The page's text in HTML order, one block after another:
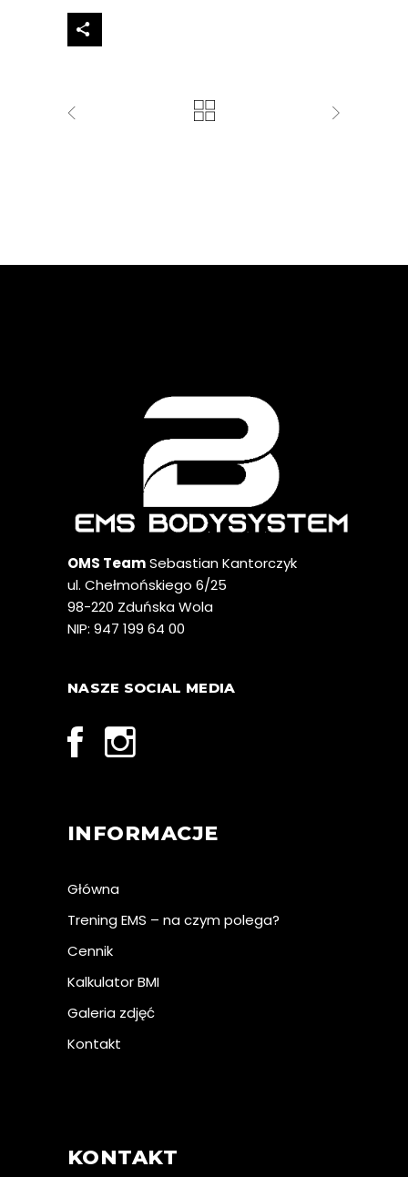
OMS TeamSebastian Kantorczyk
ul. Chełmońskiego 6/25
98-220 Zduńska Wola
NIP: 947 199 64 00
NASZE SOCIAL MEDIA
INFORMACJE
Główna
Trening EMS – na czym polega?
Cennik
Kalkulator BMI
Galeria zdjęć
Kontakt
KONTAKT